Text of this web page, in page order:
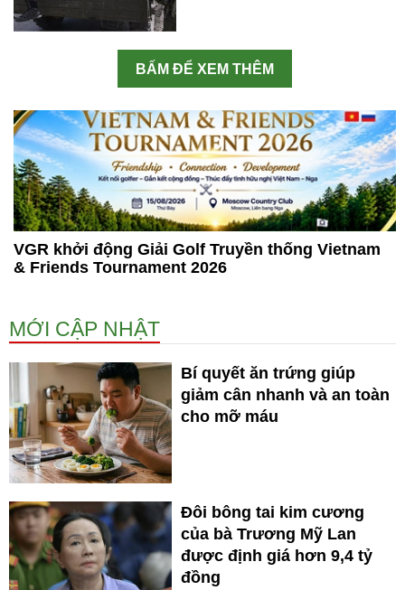
BẤM ĐỂ XEM THÊM
VGR khởi động Giải Golf Truyền thống Vietnam
& Friends Tournament 2026
MỚI CẬP NHẬT
Bí quyết ăn trứng giúp
giảm cân nhanh và an toàn
cho mỡ máu
Đôi bông tai kim cương
của bà Trương Mỹ Lan
được định giá hơn 9,4 tỷ
đồng